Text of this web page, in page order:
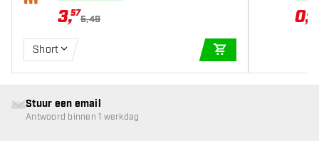
3,57
5,49
Short
0,28
Stuur een email
Antwoord binnen 1 werkdag